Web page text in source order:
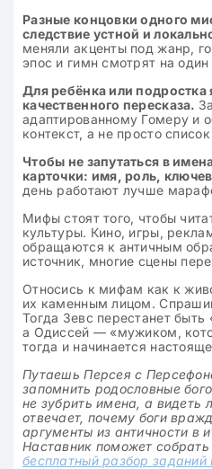
Разные концовки одного
следствие устной и
меняли акценты под жанр,
эпос и гимн смотрят на
Для ребёнка или
качественного пересказа.
адаптированному Гомеру и
контекст, а не просто
Чтобы не запутаться в
карточки: имя, роль,
день работают лучше
Мифы стоят того, чтобы
культуры. Кино, игры,
обращаются к античным
источник, многие сцены
Относись к мифам как к
их каменным лицом.
Тогда Зевс перестанет
а Одиссей — «мужиком,
тогда и начинается
Путаешь Персея с
запомнить родословные
не зубрить имена, а видеть
отвечает, почему боги
аргументы из античности в
Наставник поможет собрать
бесплатный разбор заданий